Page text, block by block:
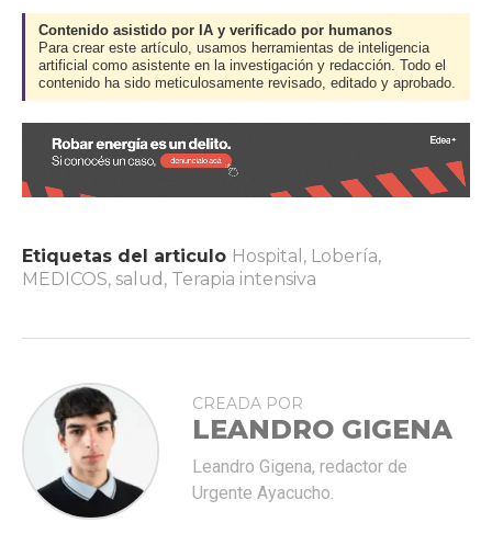
Contenido asistido por IA y verificado por humanos
Para crear este artículo, usamos herramientas de inteligencia
artificial como asistente en la investigación y redacción. Todo el
contenido ha sido meticulosamente revisado, editado y aprobado.
Etiquetas del articulo Hospital , Lobería,
MEDICOS, salud , Terapia intensiva
CREADA POR
LEANDRO GIGENA
Leandro Gigena, redactor de
Urgente Ayacucho.